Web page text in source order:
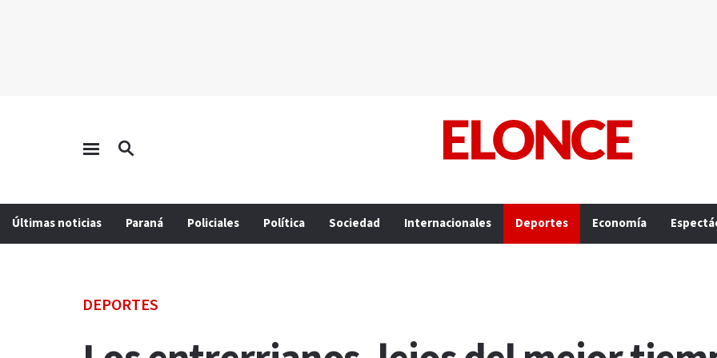
Últimas noticias Paraná Policiales Política Sociedad Internacionales Deportes Economía
DEPORTES